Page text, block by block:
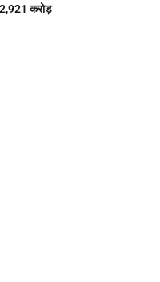
करोड़